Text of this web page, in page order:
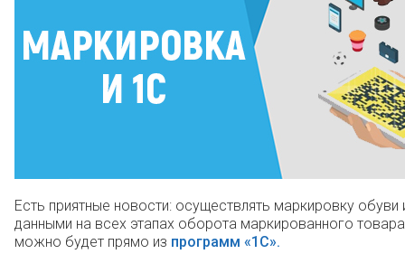
Есть приятные новости: осуществлять маркировку
данными на всех этапах оборота маркированного
можно будет прямо из программ «1С».